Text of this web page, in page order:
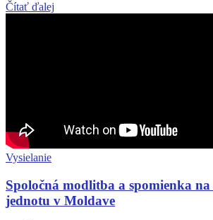
Čítať ďalej
Vysielanie
Spoločná modlitba a spomienka
jednotu v Moldave